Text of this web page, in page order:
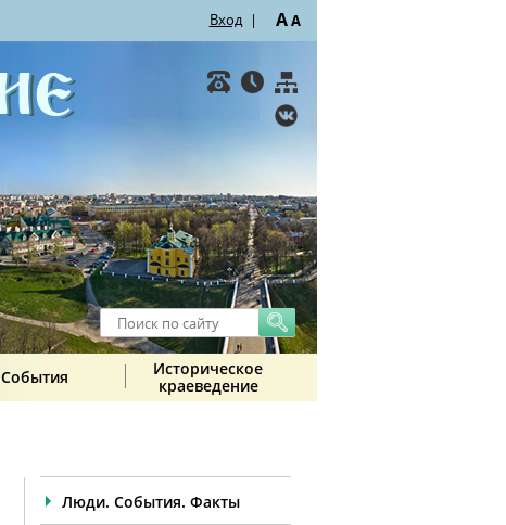
Вход | AA
События
Историческое
краеведение
Люди. События. Факты